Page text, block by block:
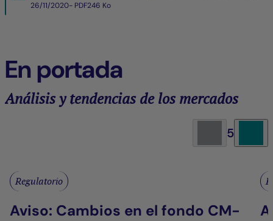
26/11/2020- PDF246 Ko
En portada
Análisis y tendencias de los mercados
5
Regulatorio
Aviso: Cambios en el fondo CM-